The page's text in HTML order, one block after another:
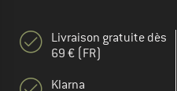
Livraison gratuite dès
69 € (FR)
Klarna